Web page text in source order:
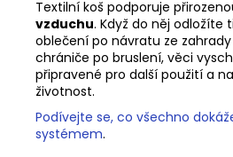
Textilní koš podporuje
vzduchu. Když do něj odložíte
oblečení po návratu ze
chrániče po bruslení, věci
připravené pro další použití a
životnost.
Podívejte se, co všechno
systémem.